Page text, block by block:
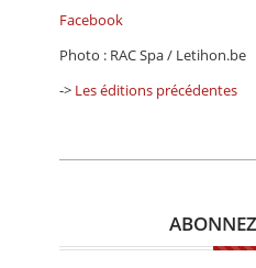
Facebook
Photo : RAC Spa / Letihon.be
-> Les éditions précédentes